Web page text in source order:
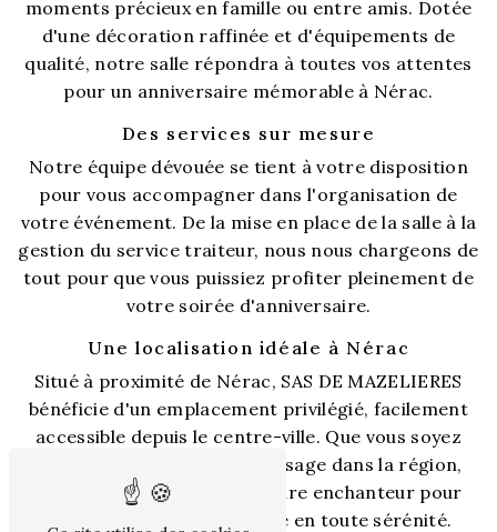
moments précieux en famille ou entre amis. Dotée
d'une décoration raffinée et d'équipements de
qualité, notre salle répondra à toutes vos attentes
pour un anniversaire mémorable à Nérac.
Des services sur mesure
Notre équipe dévouée se tient à votre disposition
pour vous accompagner dans l'organisation de
votre événement. De la mise en place de la salle à la
gestion du service traiteur, nous nous chargeons de
tout pour que vous puissiez profiter pleinement de
votre soirée d'anniversaire.
Une localisation idéale à Nérac
Situé à proximité de Nérac, SAS DE MAZELIERES
bénéficie d'un emplacement privilégié, facilement
accessible depuis le centre-ville. Que vous soyez
résident de Nérac ou de passage dans la région,
notre salle vous offre un cadre enchanteur pour
célébrer votre anniversaire en toute sérénité.